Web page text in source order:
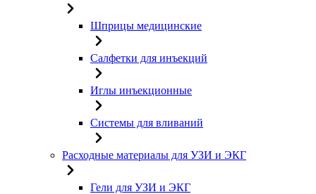
Шприцы медицинские
Салфетки для инъекций
Иглы инъекционные
Системы для вливаний
Расходные материалы для УЗИ и ЭКГ
Гели для УЗИ и ЭКГ